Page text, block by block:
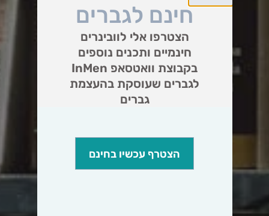
חינם לגברים
הצטרפו אלי לוובינרים
חינמיים ותכנים נוספים
בקבוצת וואטסאפ InMen
לגברים שעוסקת בהעצמת
גברים
הצטרף עכשיו בחינם